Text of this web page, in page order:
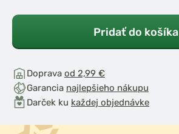
Pridať do košíka
Doprava od 2,99 €
Garancia najlepšieho nákupu
Darček ku každej objednávke